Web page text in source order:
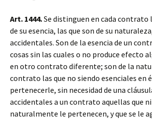
Art. 1444.Se distinguen en cada contrato
de su esencia, las que son de su
accidentales. Son de la esencia de un
cosas sin las cuales o no produce efecto
en otro contrato diferente; son de la
contrato las que no siendo esenciales en
pertenecerle, sin necesidad de una
accidentales a un contrato aquellas que
naturalmente le pertenecen, y que se le